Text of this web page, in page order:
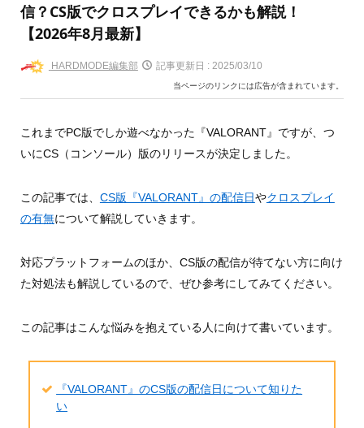
信？CS版でクロスプレイできるかも解説！
【2026年8月最新】
HARDMODE編集部 記事更新日 : 2025/03/10
当ページのリンクには広告が含まれています。
これまでPC版でしか遊べなかった『VALORANT』ですが、つ
いにCS（コンソール）版のリリースが決定しました。
この記事では、 CS版『VALORANT』の配信日やクロスプレイ
の有無について解説していきます。
対応プラットフォームのほか、CS版の配信が待てない方に向け
た対処法も解説しているので、ぜひ参考にしてみてください。
この記事はこんな悩みを抱えている人に向けて書いています。
『VALORANT』のCS版の配信日について知りた
い